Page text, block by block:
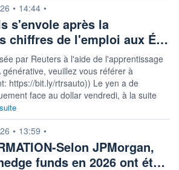
• 14:44 •
s'envole après la
chiffres de l'emploi aux É…
par Reuters à l'aide de l'apprentissage
veuillez vous référer à
https://bit.ly/rtrsauto)) Le yen a de
face au dollar vendredi, à la suite
• 13:59 •
Selon JPMorgan,
funds en 2026 ont ét…